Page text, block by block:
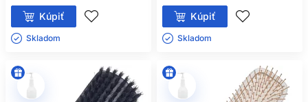
Kúpiť
Skladom ㅤ
Kúpiť
Skladom ㅤ